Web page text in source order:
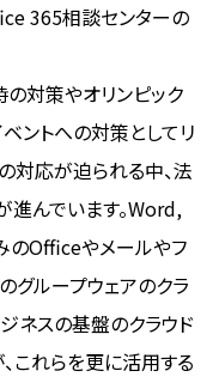
365相談センターの
対策やオリンピック
ントへの対策としてリ
対応が迫られる中、法
進んでいます。Word,
Officeやメールやフ
グループウェアのクラ
ネスの基盤のクラウド
これらを更に活用する